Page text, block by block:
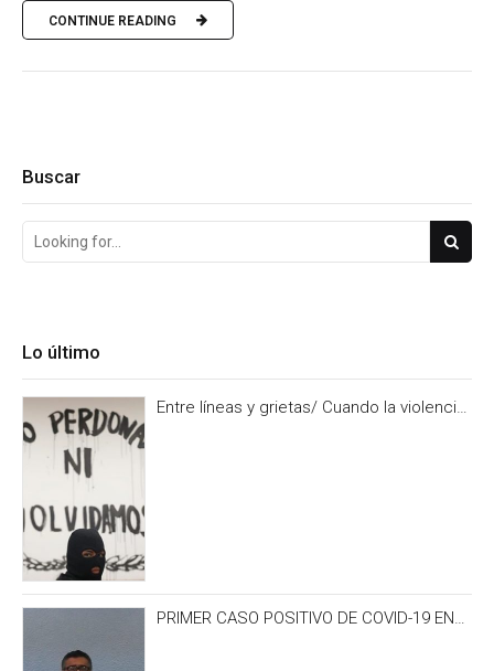
CONTINUE READING
Buscar
Lo último
Entre líneas y grietas/ Cuando la violencia
PRIMER CASO POSITIVO DE COVID-19 EN